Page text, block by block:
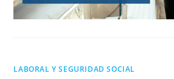
LABORAL Y SEGURIDAD SOCIAL